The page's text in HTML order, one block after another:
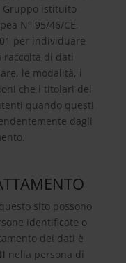
istituito
N° 95/46/CE,
per individuare
di dati
le modalità, i
che i titolari del
quando questi
dagli
sito possono
identificate o
dei dati è
nella persona di